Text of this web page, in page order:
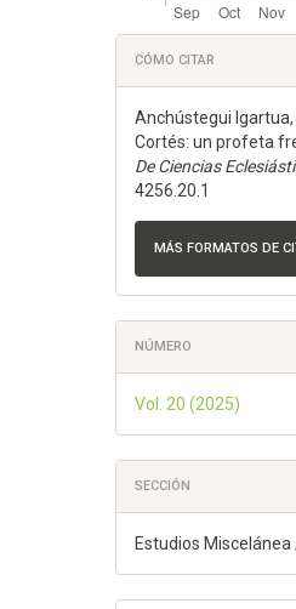
Detalles
del
artículo
CÓMO CITAR
Anchústegui Igartua,
Cortés: un profeta
De Ciencias
4256.20.1
MÁS FORMATOS DE
NÚMERO
Vol. 20 (2025)
SECCIÓN
Estudios